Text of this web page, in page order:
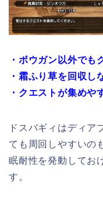
・ボウガン以外でも
・霜ふり草を回収し
・クエストが集めや
ドスバギィはディア
ても周回しやすいの
眠耐性を発動してお
す。